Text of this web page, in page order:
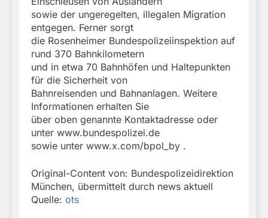
sowie der ungeregelten, illegalen Migration
entgegen. Ferner sorgt
die Rosenheimer Bundespolizeiinspektion auf
rund 370 Bahnkilometern
und in etwa 70 Bahnhöfen und Haltepunkten
für die Sicherheit von
Bahnreisenden und Bahnanlagen. Weitere
Informationen erhalten Sie
über oben genannte Kontaktadresse oder
unter www.bundespolizei.de
sowie unter www.x.com/bpol_by .
Original-Content von: Bundespolizeidirektion
München, übermittelt durch news aktuell
Quelle: ots